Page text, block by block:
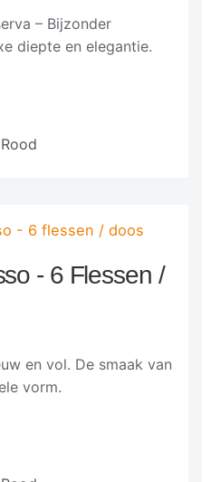
– Bijzonder
diepte en elegantie.
Rood
- 6 Flessen /
en vol. De smaak van
vorm.